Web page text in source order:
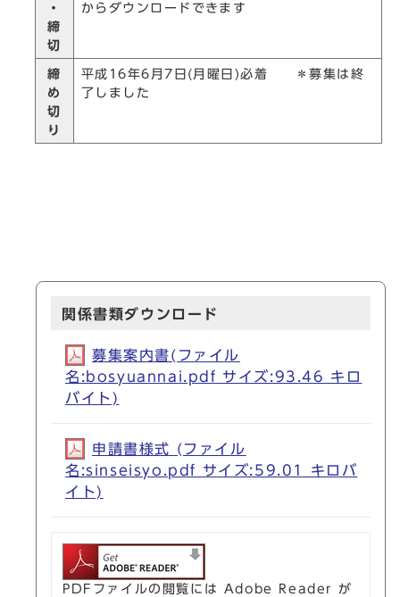
・
締
切
からダウンロードできます
締
め
切
り
平成16年6月7日(月曜日)必着 ＊募集は終
了しました
関係書類ダウンロード
募集案内書(ファイル
名:bosyuannai.pdf サイズ:93.46 キロ
バイト)
申請書様式 (ファイル
名:sinseisyo.pdf サイズ:59.01 キロバ
イト)
PDFファイルの閲覧には Adobe Reader が